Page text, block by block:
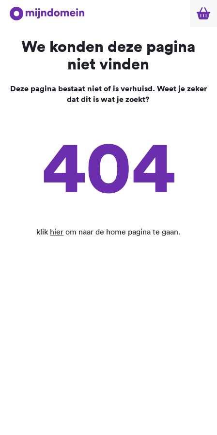
We konden deze pagina
niet vinden
Deze pagina bestaat niet of is verhuisd. Weet je zeker
dat dit is wat je zoekt?
404
klik hier om naar de home pagina te gaan.